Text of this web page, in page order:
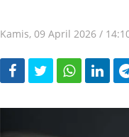
Kamis, 09 April 2026 /